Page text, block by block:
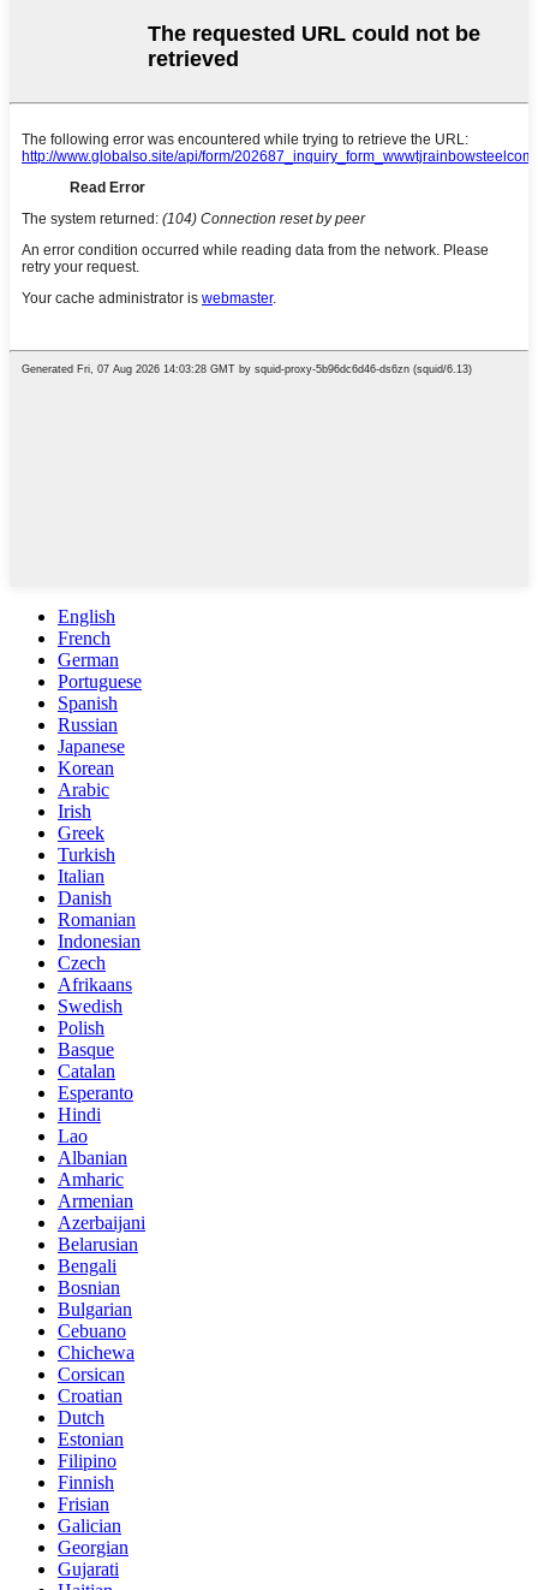
English
French
German
Portuguese
Spanish
Russian
Japanese
Korean
Arabic
Irish
Greek
Turkish
Italian
Danish
Romanian
Indonesian
Czech
Afrikaans
Swedish
Polish
Basque
Catalan
Esperanto
Hindi
Lao
Albanian
Amharic
Armenian
Azerbaijani
Belarusian
Bengali
Bosnian
Bulgarian
Cebuano
Chichewa
Corsican
Croatian
Dutch
Estonian
Filipino
Finnish
Frisian
Galician
Georgian
Gujarati